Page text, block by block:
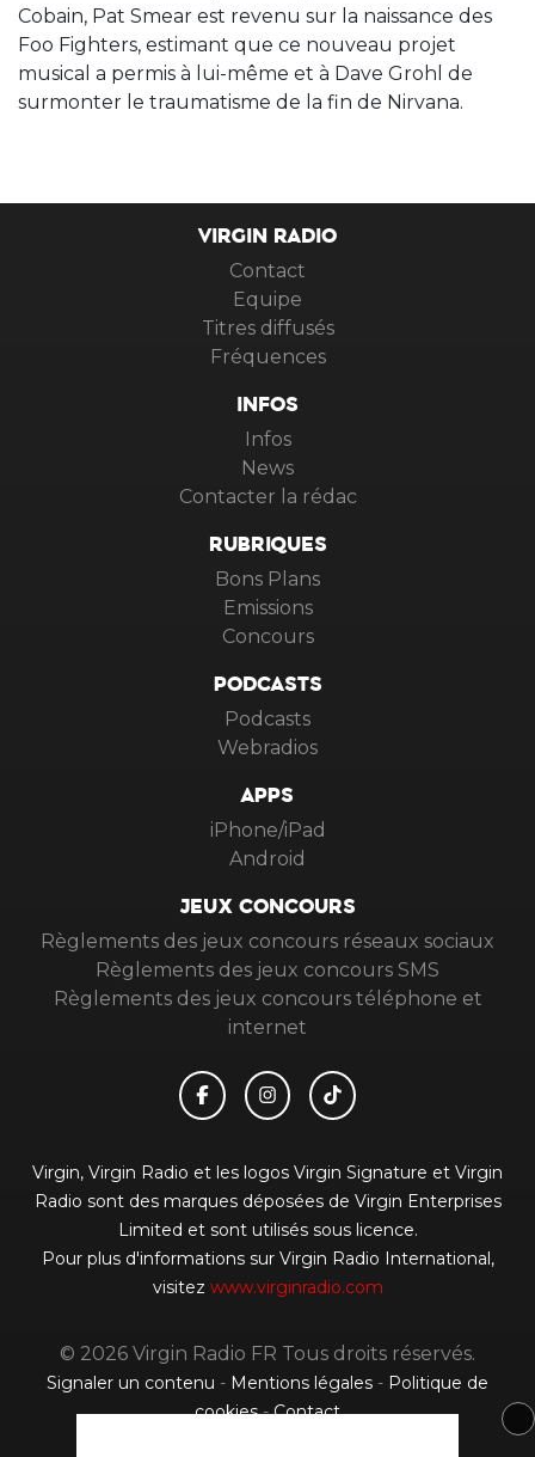
Cobain, Pat Smear est revenu sur la naissance des
Foo Fighters, estimant que ce nouveau projet
musical a permis à lui-même et à Dave Grohl de
surmonter le traumatisme de la fin de Nirvana.
VIRGIN RADIO
Contact
Equipe
Titres diffusés
Fréquences
INFOS
Infos
News
Contacter la rédac
RUBRIQUES
Bons Plans
Emissions
Concours
PODCASTS
Podcasts
Webradios
APPS
iPhone/iPad
Android
JEUX CONCOURS
Règlements des jeux concours réseaux sociaux
Règlements des jeux concours SMS
Règlements des jeux concours téléphone et
internet
Virgin, Virgin Radio et les logos Virgin Signature et Virgin
Radio sont des marques déposées de Virgin Enterprises
Limited et sont utilisés sous licence.
Pour plus d'informations sur Virgin Radio International,
visitez www.virginradio.com
© 2026 Virgin Radio FR Tous droits réservés.
Signaler un contenu - Mentions légales - Politique de
cookies-Contact